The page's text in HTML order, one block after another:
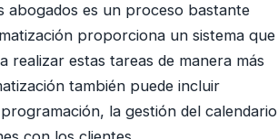
abogados es un proceso bastante
proporciona un sistema que
realizar estas tareas de manera más
también puede incluir
la gestión del calendario